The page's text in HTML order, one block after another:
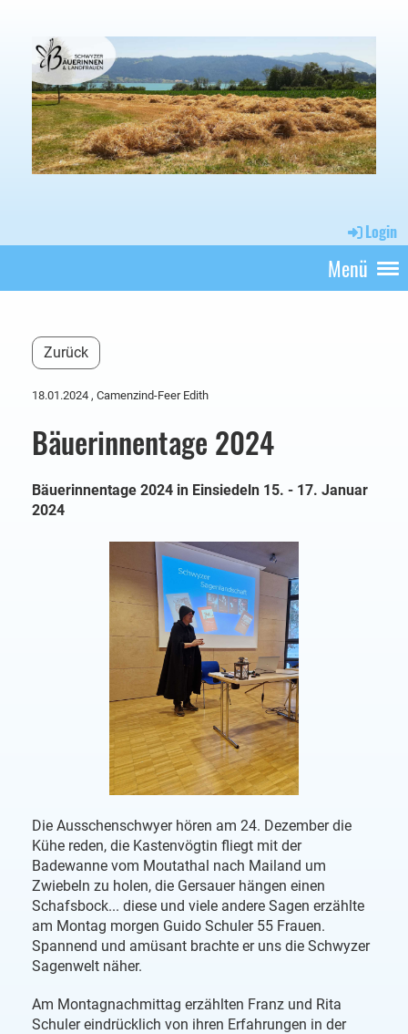
Login
Menü
Zurück
18.01.2024 , Camenzind-Feer Edith
Bäuerinnentage 2024
Bäuerinnentage 2024 in Einsiedeln 15. - 17. Januar
2024
Die Ausschenschwyer hören am 24. Dezember die
Kühe reden, die Kastenvögtin fliegt mit der
Badewanne vom Moutathal nach Mailand um
Zwiebeln zu holen, die Gersauer hängen einen
Schafsbock... diese und viele andere Sagen erzählte
am Montag morgen Guido Schuler 55 Frauen.
Spannend und amüsant brachte er uns die Schwyzer
Sagenwelt näher.
Am Montagnachmittag erzählten Franz und Rita
Schuler eindrücklich von ihren Erfahrungen in der